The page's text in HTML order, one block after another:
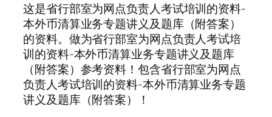
这是省行部室为网点负责人考试培训的资料-
本外币清算业务专题讲义及题库（附答案）
的资料。做为省行部室为网点负责人考试培
训的资料-本外币清算业务专题讲义及题库
（附答案）参考资料！包含省行部室为网点
负责人考试培训的资料-本外币清算业务专题
讲义及题库（附答案）！